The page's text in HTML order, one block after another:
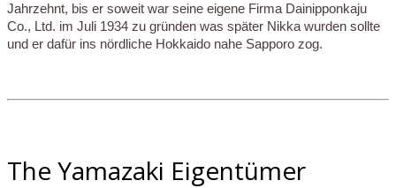
Jahrzehnt, bis er soweit war seine eigene Firma Dainipponkaju
Co., Ltd. im Juli 1934 zu gründen was später Nikka wurden sollte
und er dafür ins nördliche Hokkaido nahe Sapporo zog.
The Yamazaki Eigentümer